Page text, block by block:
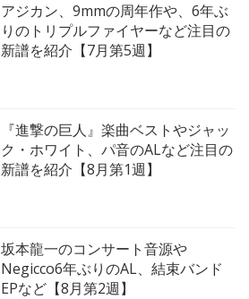
アジカン、9mmの周年作や、6年ぶ
りのトリプルファイヤーなど注目の
新譜を紹介【7月第5週】
『進撃の巨人』楽曲ベストやジャッ
ク・ホワイト、パ音のALなど注目の
新譜を紹介【8月第1週】
坂本龍一のコンサート音源や
Negicco6年ぶりのAL、結束バンド
EPなど【8月第2週】